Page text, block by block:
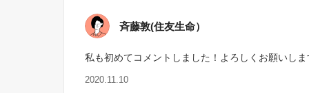
斉藤敦(住友生命）
私も初めてコメントしました！よろしくお願いしま
2020.11.10